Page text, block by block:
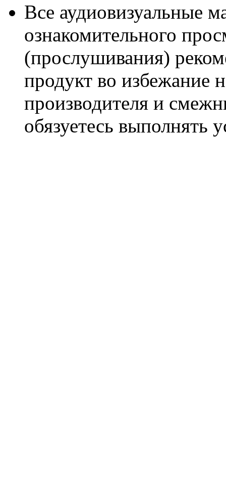
Все аудиовизуальные
ознакомительного
(прослушивания)
продукт во избежание
производителя и
обязуетесь выполнять